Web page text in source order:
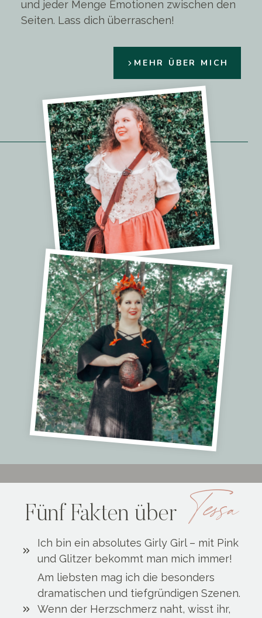
und jeder Menge Emotionen zwischen den
Seiten. Lass dich überraschen!
MEHR ÜBER MICH
Fünf Fakten über Tessa
Ich bin ein absolutes Girly Girl – mit Pink
und Glitzer bekommt man mich immer!
Am liebsten mag ich die besonders
dramatischen und tiefgründigen Szenen.
Wenn der Herzschmerz naht, wisst ihr,